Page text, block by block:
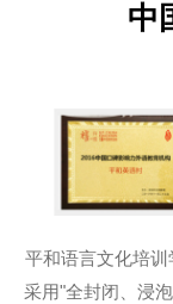
中
平和语言文化培训
采用"全封闭、浸